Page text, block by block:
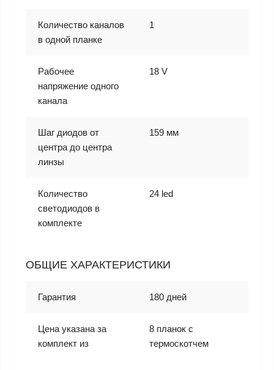
Количество каналов
в одной планке
1
Рабочее
напряжение одного
канала
18 V
Шаг диодов от
центра до центра
линзы
159 мм
Количество
светодиодов в
комплекте
24 led
ОБЩИЕ ХАРАКТЕРИСТИКИ
Гарантия 180 дней
Цена указана за
комплект из
8 планок с
термоскотчем